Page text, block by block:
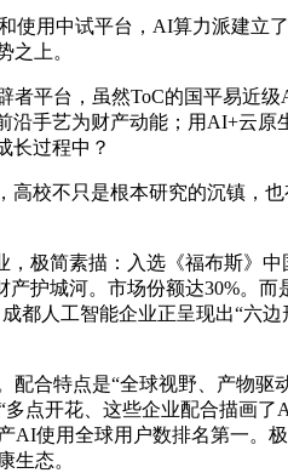
用中试平台，AI算力派建立
之上。
平台，虽然ToC的国平易近
手艺为财产动能；用AI+云
长过程中？
校不只是根本研究的沉镇，
极简素描：入选《福布斯》中
护城河。市场份额达30%。而
都人工智能企业正呈现出“六
合特点是“全球视野、产物驱
点开花、这些企业配合描画
AI使用全球用户数排名第一。
生态。